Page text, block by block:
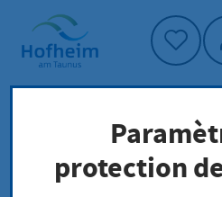
Accueil"
Page d'accueil
Actualités
Aktuelles aus Hofheim
protection